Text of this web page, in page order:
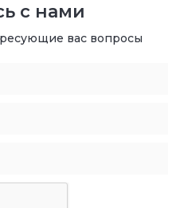
с нами
вас вопросы